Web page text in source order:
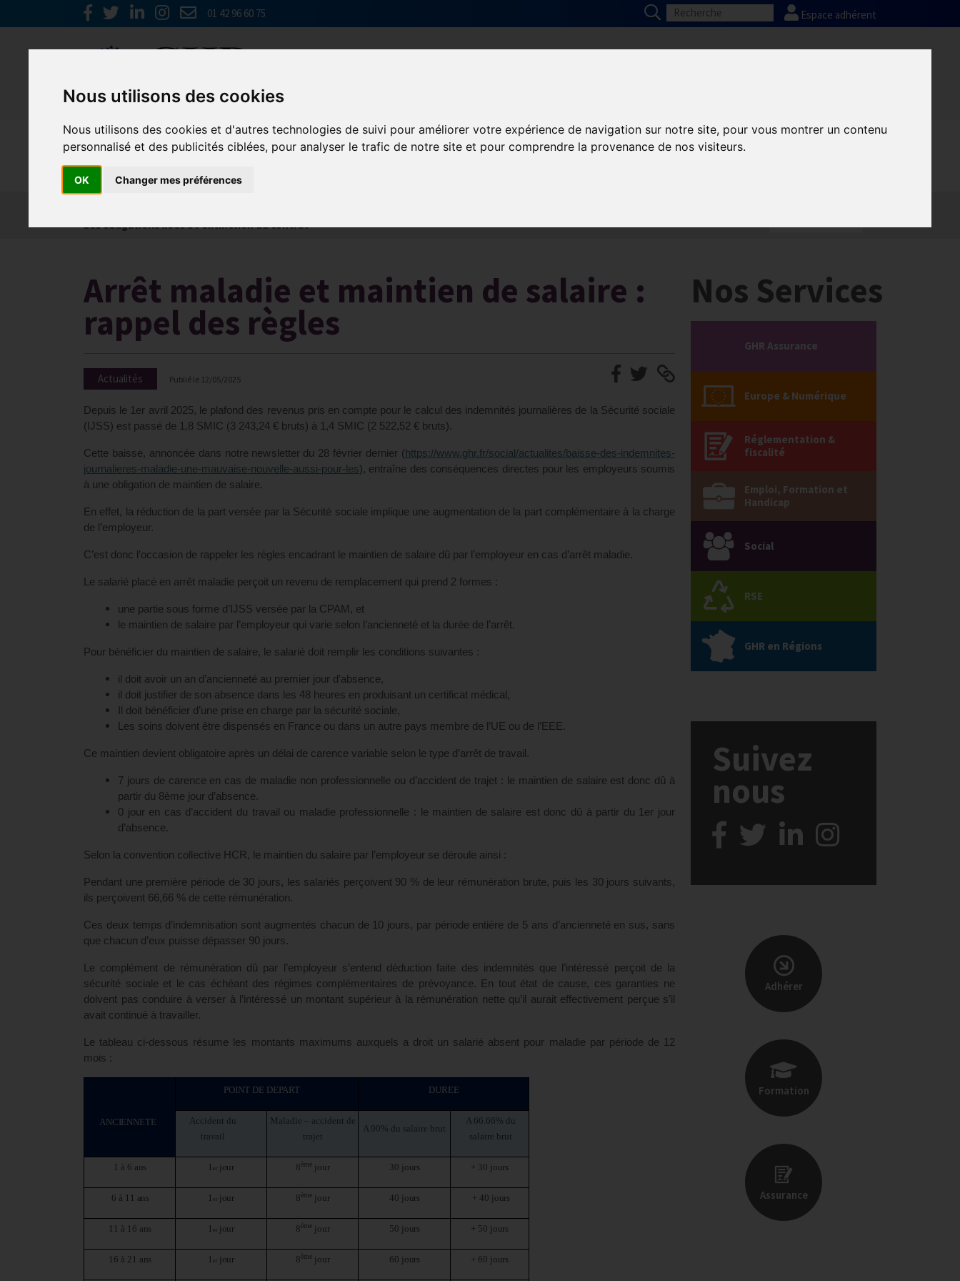
Nous utilisons des cookies
Nous utilisons des cookies et d'autres technologies de suivi pour améliorer votre expérience de navigation sur notre site, pour vous montrer un contenu
personnalisé et des publicités ciblées, pour analyser le trafic de notre site et pour comprendre la provenance de nos visiteurs.
OK Changer mes préférences
01 42 96 60 75 Espace adhérent
Social
Les obligations liées à l’extinction du contrat
Arrêt maladie et maintien de salaire :
rappel des règles
Actualités Publié le 12/05/2025
Depuis le 1er avril 2025, le plafond des revenus pris en compte pour le calcul des indemnités journalières de la Sécurité sociale
(IJSS) est passé de 1,8 SMIC (3 243,24 € bruts) à 1,4 SMIC (2 522,52 € bruts).
Cette baisse, annoncée dans notre newsletter du 28 février dernier ( https://www.ghr.fr/social/actualites/baisse-des-indemnites-
journalieres-maladie-une-mauvaise-nouvelle-aussi-pour-les), entraîne des conséquences directes pour les employeurs soumis
à une obligation de maintien de salaire.
En effet, la réduction de la part versée par la Sécurité sociale implique une augmentation de la part complémentaire à la charge
de l’employeur.
C’est donc l’occasion de rappeler les règles encadrant le maintien de salaire dû par l’employeur en cas d’arrêt maladie.
Le salarié placé en arrêt maladie perçoit un revenu de remplacement qui prend 2 formes :
une partie sous forme d’IJSS versée par la CPAM, et
le maintien de salaire par l’employeur qui varie selon l’ancienneté et la durée de l’arrêt.
Pour bénéficier du maintien de salaire, le salarié doit remplir les conditions suivantes :
il doit avoir un an d’ancienneté au premier jour d’absence,
il doit justifier de son absence dans les 48 heures en produisant un certificat médical,
Il doit bénéficier d’une prise en charge par la sécurité sociale,
Les soins doivent être dispensés en France ou dans un autre pays membre de l’UE ou de l’EEE.
Ce maintien devient obligatoire après un délai de carence variable selon le type d’arrêt de travail.
7 jours de carence en cas de maladie non professionnelle ou d’accident de trajet : le maintien de salaire est donc dû à
partir du 8ème jour d’absence.
0 jour en cas d’accident du travail ou maladie professionnelle : le maintien de salaire est donc dû à partir du 1er jour
d’absence.
Selon la convention collective HCR, le maintien du salaire par l’employeur se déroule ainsi :
Pendant une première période de 30 jours, les salariés perçoivent 90 % de leur rémunération brute, puis les 30 jours suivants,
ils perçoivent 66,66 % de cette rémunération.
Ces deux temps d’indemnisation sont augmentés chacun de 10 jours, par période entière de 5 ans d’ancienneté en sus, sans
que chacun d’eux puisse dépasser 90 jours.
Le complément de rémunération dû par l’employeur s’entend déduction faite des indemnités que l’intéressé perçoit de la
sécurité sociale et le cas échéant des régimes complémentaires de prévoyance. En tout état de cause, ces garanties ne
doivent pas conduire à verser à l’intéressé un montant supérieur à la rémunération nette qu’il aurait effectivement perçue s’il
avait continué à travailler.
Le tableau ci-dessous résume les montants maximums auxquels a droit un salarié absent pour maladie par période de 12
mois :
ANCIENNETE
POINT DE DEPART DUREE
Accident du
travail
Maladie – accident de
trajet
A 90% du salaire brut
A 66.66% du
salaire brut
1 à 6 ans 1er jour 8ème jour 30 jours + 30 jours
6 à 11 ans 1er jour 8ème jour 40 jours + 40 jours
11 à 16 ans 1er jour 8ème jour 50 jours + 50 jours
16 à 21 ans 1er jour 8ème jour 60 jours + 60 jours
Nos Services
GHR Assurance
Europe & Numérique
Réglementation &
fiscalité
Emploi, Formation et
Handicap
Social
RSE
GHR en Régions
Suivez
nous
Adhérer
Formation
Assurance